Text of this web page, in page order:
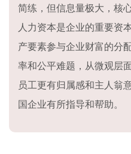
简练，但信息量极大，核
人力资本是企业的重要资
产要素参与企业财富的分
率和公平难题，从微观层
员工更有归属感和主人翁
国企业有所指导和帮助。